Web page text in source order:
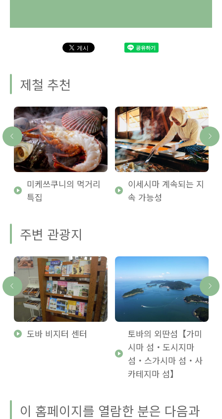
제철 추천
미케쓰쿠니의 먹거리
특집
이세시마 계속되는 지
속 가능성
주변 관광지
도바 비지터 센터
토바의 외딴섬【가미
시마 섬・도시지마
섬・스가시마 섬・사
카테지마 섬】
이 홈페이지를 열람한 분은 다음과